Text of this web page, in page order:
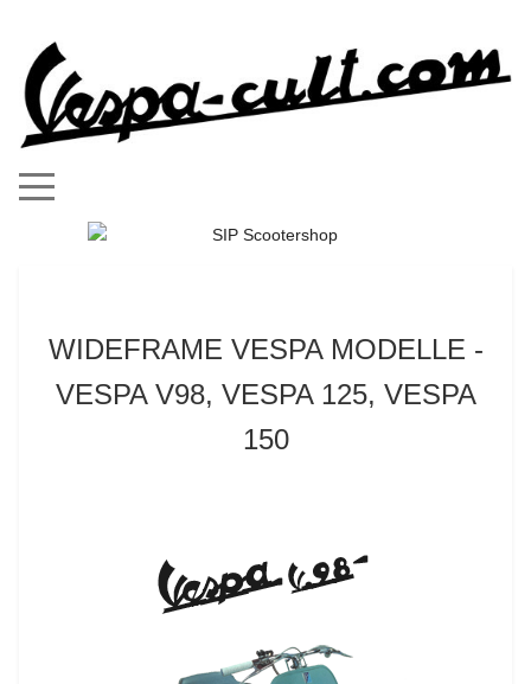
Mobile Menu Toggle
WIDEFRAME VESPA MODELLE -
VESPA V98, VESPA 125, VESPA
150